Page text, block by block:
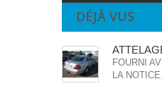
DÉJÀ VUS
FOURNI
LA